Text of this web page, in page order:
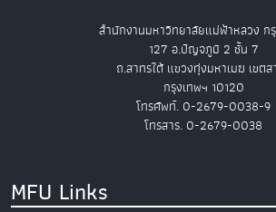
สำนักงานมหาวิทยาลัยแม่ฟ้าหลวง ก
127 อ.ปัญจภูมิ 2 ชั้น 7
ถ.สาทรใต้ แขวงทุ่งมหาเมฆ เขตส
กรุงเทพฯ 10120
โทรศัพท์. 0-2679-0038-9
โทรสาร. 0-2679-0038
MFU Links